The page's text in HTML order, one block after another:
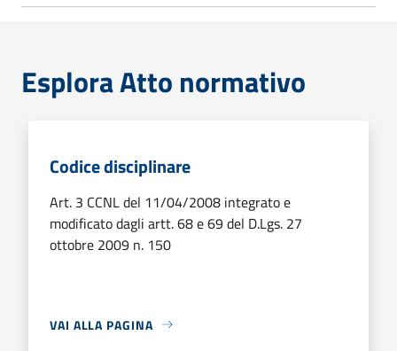
Esplora Atto normativo
Codice disciplinare
Art. 3 CCNL del 11/04/2008 integrato e
modificato dagli artt. 68 e 69 del D.Lgs. 27
ottobre 2009 n. 150
VAI ALLA PAGINA